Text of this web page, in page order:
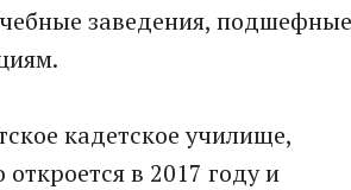
заведения, подшефные
кадетское училище,
в 2017 году и